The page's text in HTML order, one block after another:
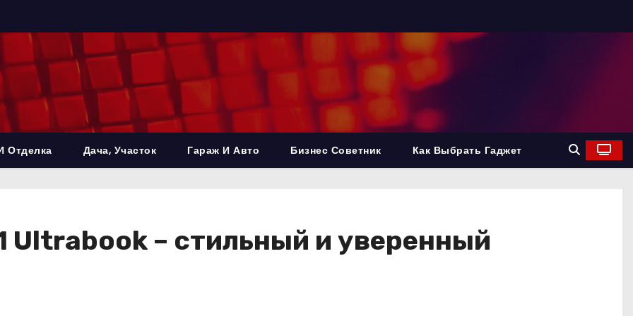
Отделка Дача, Участок Гараж И Авто Бизнес Советник Как Выбрать Гаджет
Ultrabook – стильный и уверенный